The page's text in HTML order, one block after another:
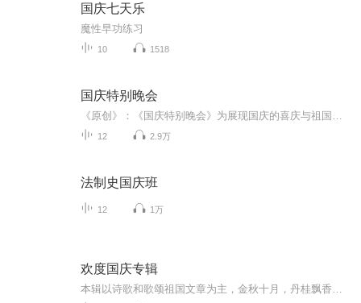
国庆七天乐
魔性早功练习
10 1518
国庆特别晚会
12 2.9万
法制史国庆班
12 1万
欢度国庆专辑